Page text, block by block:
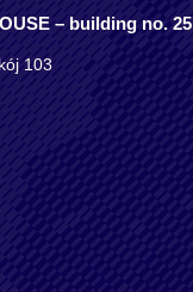
– building no. 25
103